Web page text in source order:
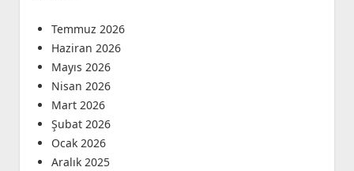
Temmuz 2026
Haziran 2026
Mayıs 2026
Nisan 2026
Mart 2026
Şubat 2026
Ocak 2026
Aralık 2025